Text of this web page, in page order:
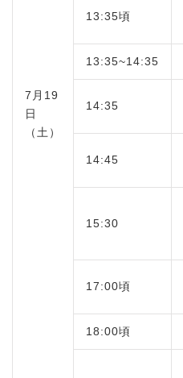
7月19
日
（土）
13:35頃
13:35~14:35
14:35
14:45
15:30
17:00頃
18:00頃